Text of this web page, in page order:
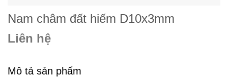
Nam châm đất hiếm D10x3mm
Liên hệ
Mô tả sản phẩm